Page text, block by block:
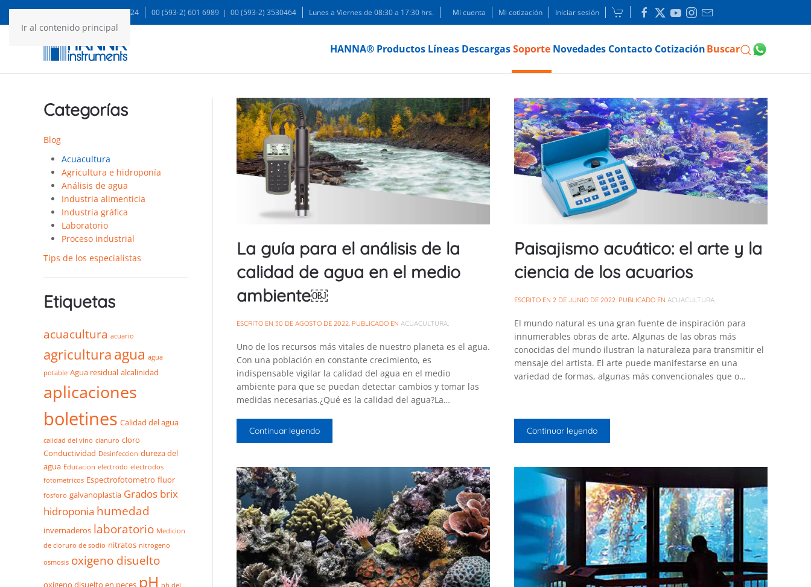
Ir al contenido principal
WA: 99935 1624 00 (593-2) 601 6989 | 00 (593-2) 3530464 Lunes a Viernes de 08:30 a 17:30 hrs. Mi cuenta Mi cotización Iniciar sesión
HANNA® Productos Líneas DescargasSoporte Novedades Contacto CotizaciónBuscar
Categorías
Blog
Acuacultura
Agricultura e hidroponía
Análisis de agua
Industria alimenticia
Industria gráfica
Laboratorio
Proceso industrial
Tips de los especialistas
Etiquetas
acuacultura acuario
agriculturaagua agua
potable Agua residual alcalinidad
aplicaciones
boletines Calidad del agua
calidad del vino cianuro cloro
Conductividad Desinfeccion dureza del
agua Educacion electrodo electrodos
fotometricos Espectrofotometro fluor
fosforo galvanoplastia Grados brix
hidroponia humedad
invernaderos laboratorio Medicion
de cloruro de sodio nitratos nitrogeno
osmosis oxigeno disuelto
oxigeno disuelto en peces pH ph del
La guía para el análisis de la
calidad de agua en el medio
ambiente￼
ESCRITO EN 30 DE AGOSTO DE 2022. PUBLICADO EN ACUACULTURA.
Uno de los recursos más vitales de nuestro planeta es el agua.
Con una población en constante crecimiento, es
indispensable vigilar la calidad del agua en el medio
ambiente para que se puedan detectar cambios y tomar las
medidas necesarias.¿Qué es la calidad del agua?La…
Continuar leyendo
Paisajismo acuático: el arte y la
ciencia de los acuarios
ESCRITO EN 2 DE JUNIO DE 2022. PUBLICADO EN ACUACULTURA.
El mundo natural es una gran fuente de inspiración para
innumerables obras de arte. Algunas de las obras más
conocidas del mundo ilustran la naturaleza para transmitir el
mensaje del artista. El arte puede manifestarse en una
variedad de formas, algunas más convencionales que o…
Continuar leyendo